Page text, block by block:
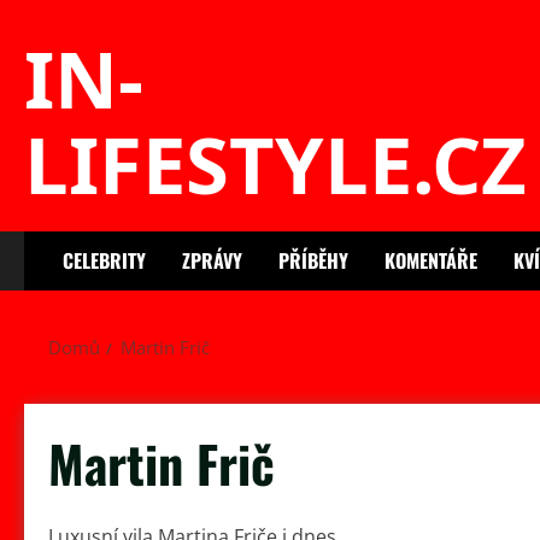
IN-
LIFESTYLE.CZ
CELEBRITY ZPRÁVY PŘÍBĚHY KOMENTÁŘE
Domů Martin Frič
Martin Frič